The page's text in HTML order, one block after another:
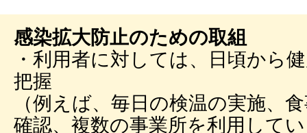
感染拡大防止のための取組
・利用者に対しては、日頃から
把握
（例えば、毎日の検温の実施、
確認、複数の事業所を利用して